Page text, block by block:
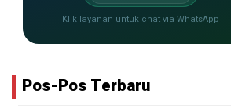
Klik layanan untuk chat via WhatsApp
Pos-Pos Terbaru